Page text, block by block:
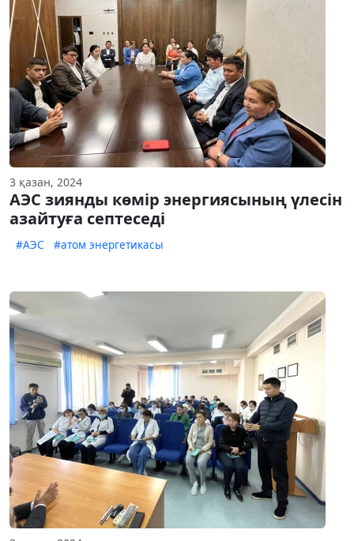
3 қазан, 2024
АЭС зиянды көмір энергиясының үлесін
азайтуға септеседі
#АЭС #атом энергетикасы